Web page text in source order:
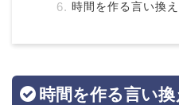
時間を作る言い換
時間を作る言い